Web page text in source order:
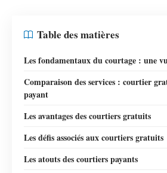
Table des matières
Les fondamentaux du courtage : une
Comparaison des services : courtier
payant
Les avantages des courtiers gratuits
Les défis associés aux courtiers gratuits
Les atouts des courtiers payants